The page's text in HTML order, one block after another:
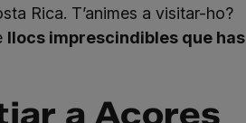
Rica. T’animes a visitar-ho?
llocs imprescindibles que has
a Açores